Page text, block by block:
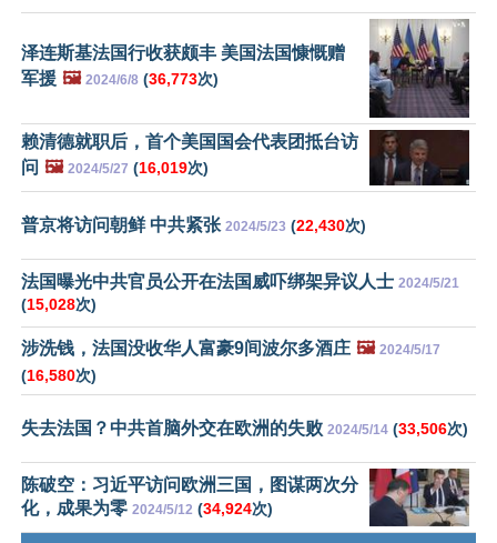
泽连斯基法国行收获颇丰 美国法国慷慨赠
军援 🖼️ 2024/6/8 (36,773次)
赖清德就职后，首个美国国会代表团抵台访
问 🖼️ 2024/5/27 (16,019次)
普京将访问朝鲜 中共紧张 2024/5/23 (22,430次)
法国曝光中共官员公开在法国威吓绑架异议人士 2024/5/21
(15,028次)
涉洗钱，法国没收华人富豪9间波尔多酒庄 🖼️ 2024/5/17
(16,580次)
失去法国？中共首脑外交在欧洲的失败 2024/5/14 (33,506次)
陈破空：习近平访问欧洲三国，图谋两次分
化，成果为零 2024/5/12 (34,924次)